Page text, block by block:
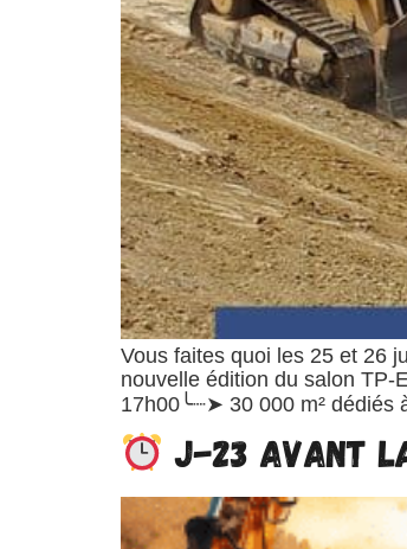
Vous faites quoi les 25 et 26
nouvelle édition du salon TP-
17h00╰┈➤ 30 000 m² dédiés
J-23 avant la